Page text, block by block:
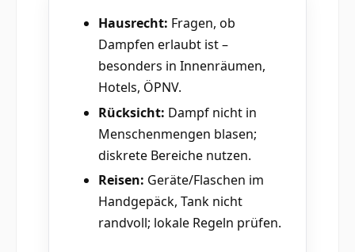
Hausrecht: Fragen, ob
Dampfen erlaubt ist –
besonders in Innenräumen,
Hotels, ÖPNV.
Rücksicht: Dampf nicht in
Menschenmengen blasen;
diskrete Bereiche nutzen.
Reisen: Geräte/Flaschen im
Handgepäck, Tank nicht
randvoll; lokale Regeln prüfen.